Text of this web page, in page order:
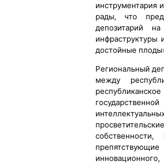
инструментария
рады, что
депозитарий
инфраструктуры
достойные
Региональный
между